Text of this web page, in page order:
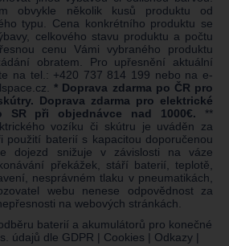
obvykle několik kusů produktu od
typu. Cena konkrétního produktu se
celkového stavu produktu a počtu
cenu Vámi vybraného produktu
obratem. Pro upřesnění aktuální
na tel.: +420 737 814 199 nebo na e-
* Doprava zdarma po ČR pro
Doprava zdarma pro elektrické
při objednávce nad 1000€. **
vozíku či skútru je uváděn za
použití baterií s kapacitou doporučenou
dojezd snižuje v závislosti na váze
překážek, stáří baterií, teplotě,
nesprávném tlaku v pneumatikách,
webu nenese odpovědnost za
na webových stránkách.
baterií a akumulátorů pro konečné
údajů dle GDPR | Cookies | Odkazy|